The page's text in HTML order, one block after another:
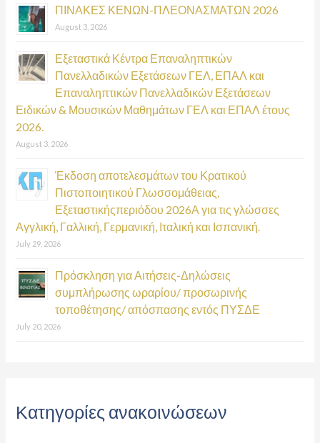
ΠΙΝΑΚΕΣ ΚΕΝΩΝ-ΠΛΕΟΝΑΣΜΑΤΩΝ 2026
August 3, 2026
Εξεταστικά Κέντρα Επαναληπτικών
Πανελλαδικών Εξετάσεων ΓΕΛ, ΕΠΑΛ και
Επαναληπτικών Πανελλαδικών Εξετάσεων
Ειδικών & Μουσικών Μαθημάτων ΓΕΛ και ΕΠΑΛ έτους
2026.
August 3, 2026
Έκδοση αποτελεσμάτων του Κρατικού
Πιστοποιητικού Γλωσσομάθειας,
Εξεταστικήςπεριόδου 2026Α για τις γλώσσες
Αγγλική, Γαλλική, Γερμανική, Ιταλική και Ισπανική.
July 29, 2026
Πρόσκληση για Αιτήσεις-Δηλώσεις
συμπλήρωσης ωραρίου/ προσωρινής
τοποθέτησης/ απόσπασης εντός ΠΥΣΔΕ
July 20, 2026
Κατηγορίες ανακοινώσεων